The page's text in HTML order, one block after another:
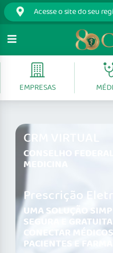
EMPRESAS
CRM VIRTUAL
CONSELHO FEDERAL
MEDICINA
Prescrição
UMA SOLUÇÃO
SEGURA E
CONECTAR
PACIENTES E